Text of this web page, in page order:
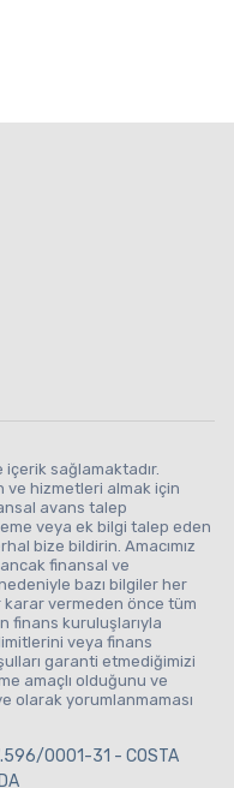
içerik sağlamaktadır.
ve hizmetleri almak için
avans talep
veya ek bilgi talep eden
bize bildirin. Amacımız
finansal ve
bazı bilgiler her
vermeden önce tüm
finans kuruluşlarıyla
veya finans
garanti etmediğimizi
amaçlı olduğunu ve
olarak yorumlanmaması
0001-31 - COSTA